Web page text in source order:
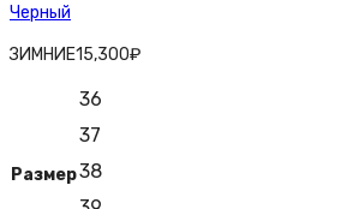
Черный
ЗИМНИЕ15,300₽
Размер
36
37
38